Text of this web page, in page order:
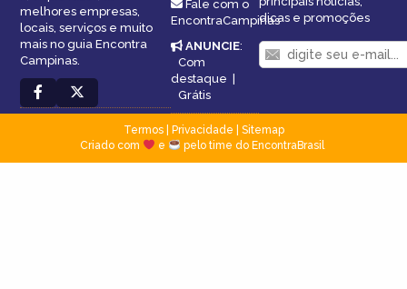
melhores empresas,
locais, serviços e muito
mais no guia Encontra
Campinas.
Fale com o
EncontraCampinas
ANUNCIE:
Com
destaque |
Grátis
dicas e promoções
Termos| Privacidade
Sitemap
Criado com
e pelo time do EncontraBrasil